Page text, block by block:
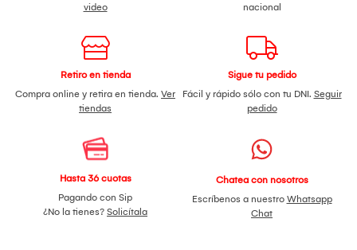
video
nacional
Retiro en tienda
Compra online y retira en tienda. Ver
tiendas
Sigue tu pedido
Fácil y rápido sólo con tu DNI. Seguir
pedido
Hasta 36 cuotas
Pagando con Sip
¿No la tienes? Solicítala
Chatea con nosotros
Escríbenos a nuestro Whatsapp
Chat